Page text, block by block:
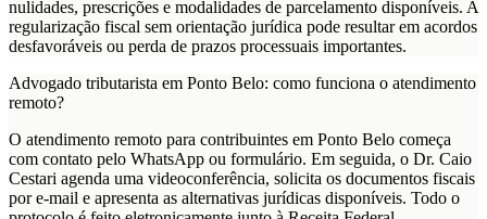
nulidades, prescrições e modalidades de parcelamento disponíveis. A
regularização fiscal sem orientação jurídica pode resultar em acordos
desfavoráveis ou perda de prazos processuais importantes.
Advogado tributarista em Ponto Belo: como funciona o atendimento
remoto?
O atendimento remoto para contribuintes em Ponto Belo começa
com contato pelo WhatsApp ou formulário. Em seguida, o Dr. Caio
Cestari agenda uma videoconferência, solicita os documentos fiscais
por e-mail e apresenta as alternativas jurídicas disponíveis. Todo o